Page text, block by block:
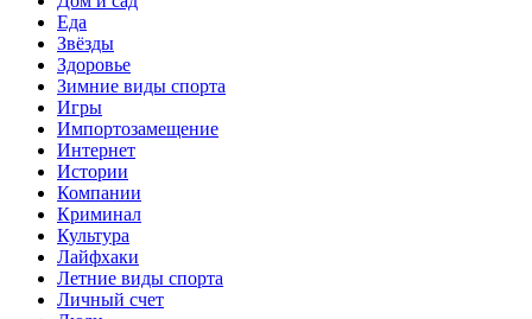
Еда
Звёзды
Здоровье
Зимние виды спорта
Игры
Импортозамещение
Интернет
Истории
Компании
Криминал
Культура
Лайфхаки
Летние виды спорта
Личный счет